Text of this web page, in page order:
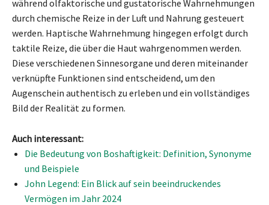
während olfaktorische und gustatorische Wahrnehmungen
durch chemische Reize in der Luft und Nahrung gesteuert
werden. Haptische Wahrnehmung hingegen erfolgt durch
taktile Reize, die über die Haut wahrgenommen werden.
Diese verschiedenen Sinnesorgane und deren miteinander
verknüpfte Funktionen sind entscheidend, um den
Augenschein authentisch zu erleben und ein vollständiges
Bild der Realität zu formen.
Auch interessant:
Die Bedeutung von Boshaftigkeit: Definition, Synonyme
und Beispiele
John Legend: Ein Blick auf sein beeindruckendes
Vermögen im Jahr 2024